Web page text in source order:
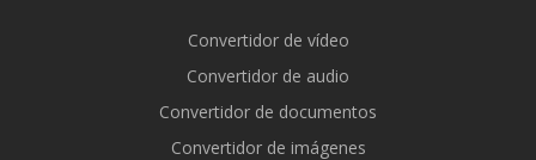
Convertidor de vídeo
Convertidor de audio
Convertidor de documentos
Convertidor de imágenes